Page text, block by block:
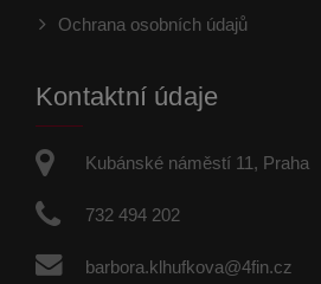
Ochrana osobních údajů
Kontaktní údaje
Kubánské náměstí 11, Praha
732 494 202
barbora.klhufkova@4fin.cz